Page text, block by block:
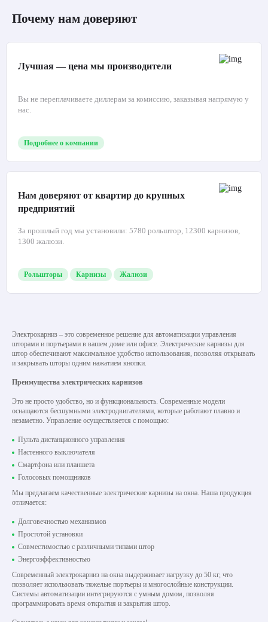
Почему нам доверяют
Лучшая — цена мы производители
Вы не переплачиваете диллерам за комиссию, заказывая напрямую у
нас.
Подробнее о компании
Нам доверяют от квартир до крупных
предприятий
За прошлый год мы установили: 5780 рольштор, 12300 карнизов,
1300 жалюзи.
Рольшторы Карнизы Жалюзи
Электрокарниз – это современное решение для автоматизации управления
шторами и портьерами в вашем доме или офисе. Электрические карнизы для
штор обеспечивают максимальное удобство использования, позволяя открывать
и закрывать шторы одним нажатием кнопки.
Преимущества электрических карнизов
Это не просто удобство, но и функциональность. Современные модели
оснащаются бесшумными электродвигателями, которые работают плавно и
незаметно. Управление осуществляется с помощью:
Пульта дистанционного управления
Настенного выключателя
Смартфона или планшета
Голосовых помощников
Мы предлагаем качественные электрические карнизы на окна. Наша продукция
отличается:
Долговечностью механизмов
Простотой установки
Совместимостью с различными типами штор
Энергоэффективностью
Современный электрокарниз на окна выдерживает нагрузку до 50 кг, что
позволяет использовать тяжелые портьеры и многослойные конструкции.
Системы автоматизации интегрируются с умным домом, позволяя
программировать время открытия и закрытия штор.